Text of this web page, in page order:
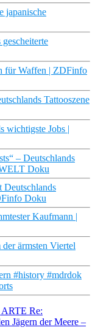
japanische
für Waffen | ZDFinfo
Tattooszene
wichtigste Jobs |
– Deutschlands
Doku
Deutschlands
Doku
Kaufmann |
ärmsten Viertel
#history #mdrdok
Re:
Jägern der Meere –